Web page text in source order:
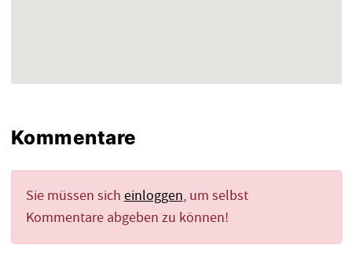
Kommentare
Sie müssen sich einloggen, um selbst
Kommentare abgeben zu können!